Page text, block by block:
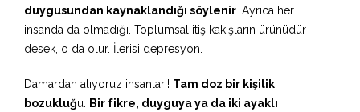
duygusundan kaynaklandığı söylenir . Ayrıca her
insanda da olmadığı. Toplumsal itiş kakışların ürünüdür
desek, o da olur. İlerisi depresyon.
Damardan alıyoruz insanları! Tam doz bir kişilik
bozukluğu.
Bir fikre, duyguya ya da iki ayaklı